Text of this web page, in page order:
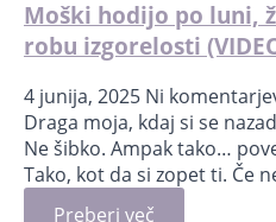
Moški hodijo po luni,
robu izgorelosti
4 junija, 2025 Ni
Draga moja, kdaj si se
Ne šibko. Ampak tako…
Tako, kot da si zopet ti. Če
Preberi več